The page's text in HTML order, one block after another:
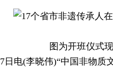
图为开班仪式
日电(李晓伟)“中国非物